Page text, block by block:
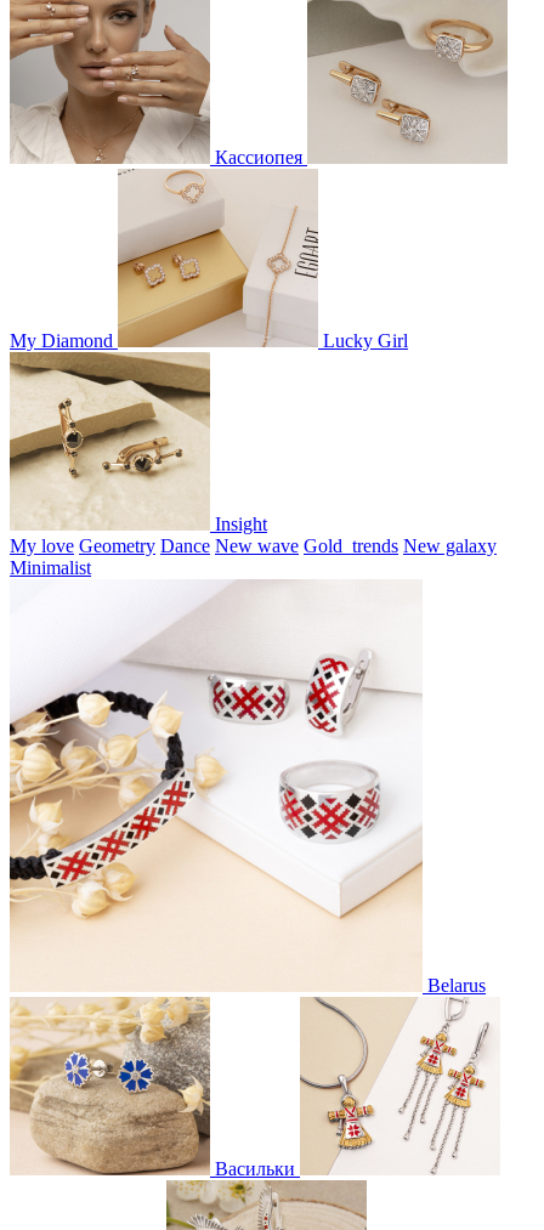
Кассиопея
My Diamond Lucky Girl
Insight
My love Geometry Dance New wave Gold_trends New galaxy
Minimalist
Belarus
Васильки